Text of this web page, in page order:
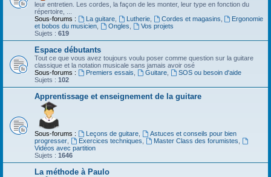
leur entretien. Les cordes, la façon de les monter, leur type en fonction du
répertoire, ...
Sous-forums :
La guitare, Lutherie, Cordes et magasins
Ergonomie
et bobos du musicien
Ongles
Vos projets
Sujets : 619
Espace débutants
Tout ce que vous avez toujours voulu poser comme question sur la guitare
classique et la notation musicale sans jamais avoir osé
Sous-forums :
Premiers essais Guitare,
SOS ou besoin d'aide
Sujets : 102
Apprentissage et enseignement de la guitare
Sous-forums : Leçons de guitare,
Astuces et conseils pour bien
progresser
Exercices techniques Master Class des forumistes
Vidéos avec partition
Sujets : 1646
La méthode à Paulo